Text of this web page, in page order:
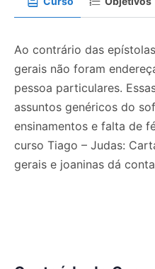
Ao contrário das
gerais não foram
pessoa particulares.
assuntos genéricos do
ensinamentos e falta de
curso Tiago – Judas:
gerais e joaninas dá